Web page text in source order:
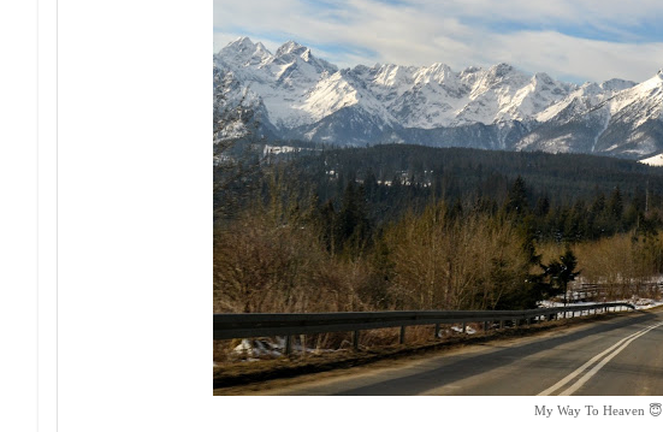
My Way To Heaven 😇